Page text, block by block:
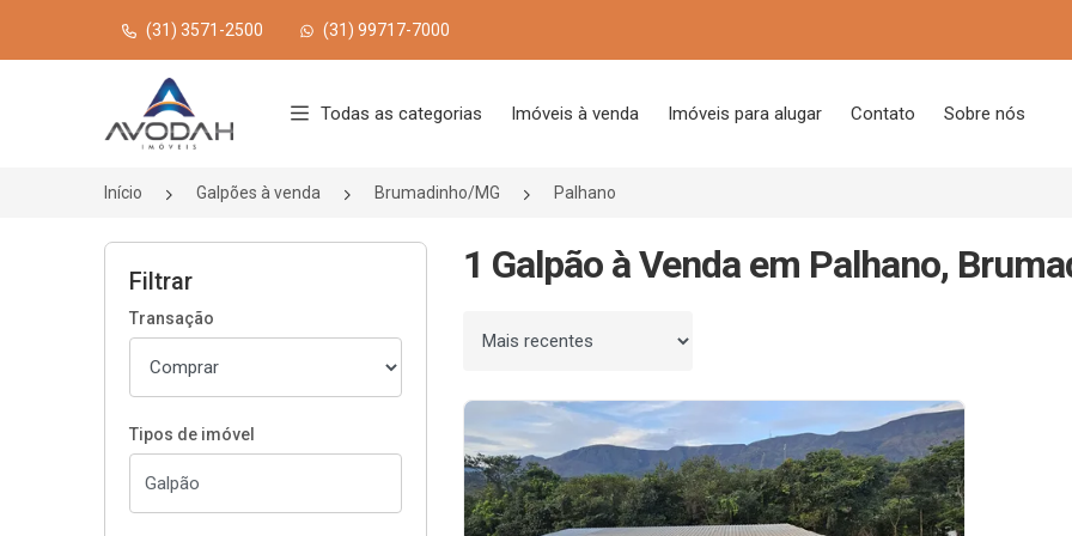
(31) 3571-2500 (31) 99717-7000
Página inicial
Todas as categorias Imóveis à venda Imóveis para alugar Contato Sobre nós
Início Galpões à venda Brumadinho/MG Palhano
Filtrar
Transação
Tipos de imóvel
1 Galpão à Venda em Palhano,
Ordenar por